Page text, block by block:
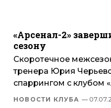
«Арсенал-2»
сезону
Скоротечное
тренера Юрия
спаррингом с клубом
НОВОСТИ КЛУБА —